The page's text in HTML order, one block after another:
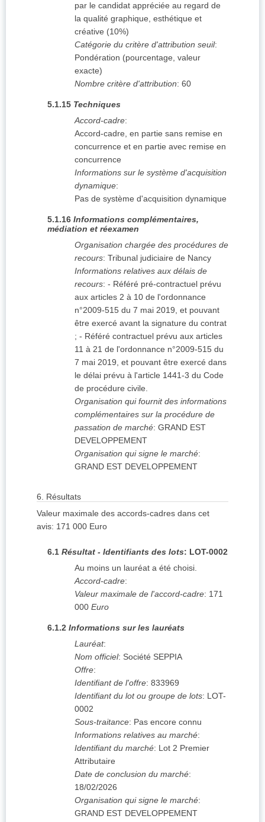
par le candidat appréciée au regard de
la qualité graphique, esthétique et
créative (10%)
Catégorie du critère d'attribution seuil:
Pondération (pourcentage, valeur
exacte)
Nombre critère d'attribution: 60
5.1.15 Techniques
Accord-cadre:
Accord-cadre, en partie sans remise en
concurrence et en partie avec remise en
concurrence
Informations sur le système d'acquisition
dynamique:
Pas de système d'acquisition dynamique
5.1.16 Informations complémentaires,
médiation et réexamen
Organisation chargée des procédures de
recours: Tribunal judiciaire de Nancy
Informations relatives aux délais de
recours: - Référé pré-contractuel prévu
aux articles 2 à 10 de l'ordonnance
n°2009-515 du 7 mai 2019, et pouvant
être exercé avant la signature du contrat
; - Référé contractuel prévu aux articles
11 à 21 de l'ordonnance n°2009-515 du
7 mai 2019, et pouvant être exercé dans
le délai prévu à l'article 1441-3 du Code
de procédure civile.
Organisation qui fournit des informations
complémentaires sur la procédure de
passation de marché: GRAND EST
DEVELOPPEMENT
Organisation qui signe le marché:
GRAND EST DEVELOPPEMENT
6. Résultats
Valeur maximale des accords-cadres dans cet
avis: 171 000 Euro
6.1 Résultat - Identifiants des lots: LOT-0002
Au moins un lauréat a été choisi.
Accord-cadre:
Valeur maximale de l'accord-cadre: 171
000 Euro
6.1.2 Informations sur les lauréats
Lauréat:
Nom officiel: Société SEPPIA
Offre:
Identifiant de l'offre: 833969
Identifiant du lot ou groupe de lots: LOT-
0002
Sous-traitance: Pas encore connu
Informations relatives au marché:
Identifiant du marché: Lot 2 Premier
Attributaire
Date de conclusion du marché:
18/02/2026
Organisation qui signe le marché:
GRAND EST DEVELOPPEMENT